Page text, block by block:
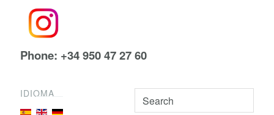
Phone: +34 950 47 27 60
IDIOMA